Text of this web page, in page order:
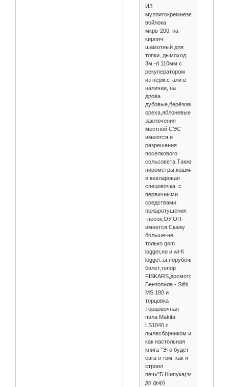
ИЗ
муллитокремнеземистого
войлока
мкрв-200, на
кирпич
шамотный для
топки, дымоход
3м.-d 110мм с
рекуператором
из нерж.стали в
наличии, на
дрова
заключения
местной СЭС
имеются и
разрешения
поселкового
сельсовета.Также
пирометры,кошма
и кевларовая
спецовочка с
первичными
средствами
пожаротушения
-песок,ОУ,ОП-
имеется.Скажу
больше-не
только gsm
logger,но и wi-fi
logger..ы,порубочный
билет,топор
FISKARS,досмотренная
Бензопила - Stihl
MS 180 и
торцовка
Торцовочная
пила Makita
LS1040 с
пылесборником и
как настольная
книга "Это будет
сага о том, как я
строил
печь"Б.Шипука(зачитанная
до дыр)